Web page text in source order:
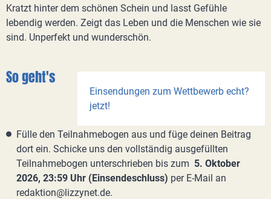
Kratzt hinter dem schönen Schein und lasst Gefühle
lebendig werden. Zeigt das Leben und die Menschen wie sie
sind. Unperfekt und wunderschön.
Einsendungen zum Wettbewerb echt?
jetzt!
So geht's
Fülle den Teilnahmebogen aus und füge deinen Beitrag
dort ein. Schicke uns den vollständig ausgefüllten
Teilnahmebogen unterschrieben bis zum 5. Oktober
2026, 23:59 Uhr (Einsendeschluss) per E-Mail an
redaktion@lizzynet.de.